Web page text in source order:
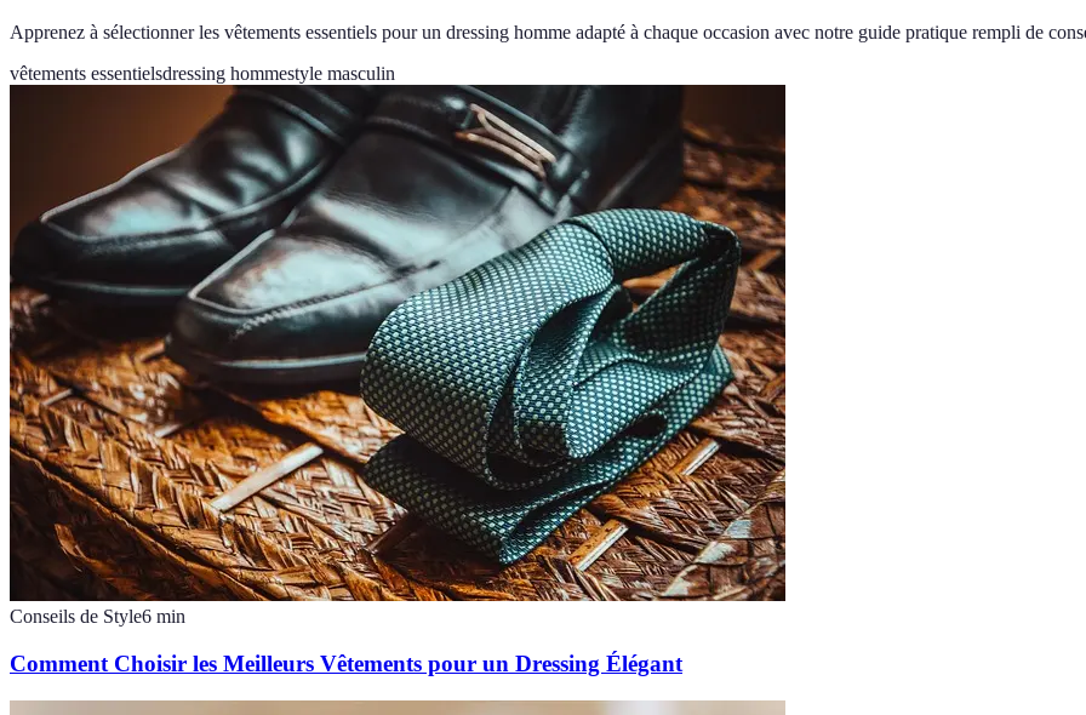
Apprenez à sélectionner les vêtements essentiels pour un dressing homme adapté à chaque occasion avec notre guide pratique rempli de
vêtements essentielsdressing hommestyle masculin
Conseils de Style6 min
Comment Choisir les Meilleurs Vêtements pour un Dressing Élégant